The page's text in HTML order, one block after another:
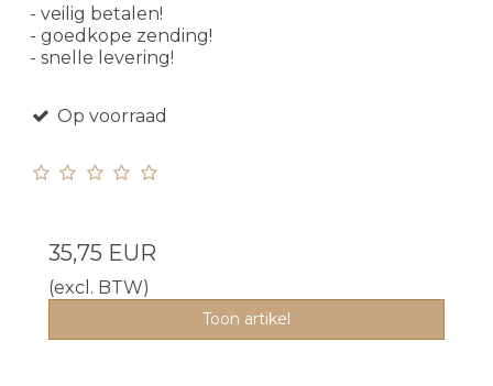
- veilig betalen!
- goedkope zending!
- snelle levering!
Op voorraad
35,75 EUR
(excl. BTW)
Toon artikel